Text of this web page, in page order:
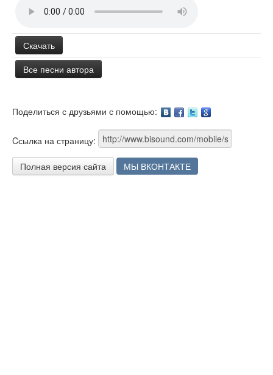
Скачать
Все песни автора
Поделиться с друзьями с помощью:
Cсылка на страницу:
Полная версия сайта МЫ ВКОНТАКТЕ